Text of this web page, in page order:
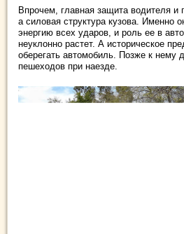
Впрочем, главная защита водителя и
а силовая структура кузова. Именно
энергию всех ударов, и роль ее в
неуклонно растет. А историческое
оберегать автомобиль. Позже к нему
пешеходов при наезде.